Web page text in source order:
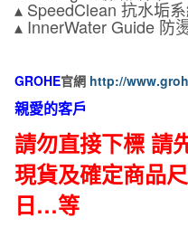
▴ SpeedClean 抗水垢
▴ InnerWater Guide 防
GROHE官網 http://
親愛的客戶
請勿直接下標 請
現貨及確定商品
日…等